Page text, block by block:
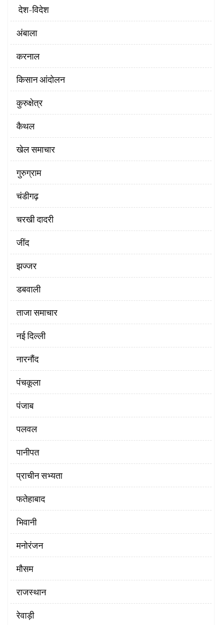
‌ देश-विदेश
अंबाला
करनाल
किसान आंदोलन
कुरुक्षेत्र
कैथल
खेल समाचार
गुरुग्राम
चंडीगढ़
चरखी दादरी
‌जींद
झज्जर
डबवाली
ताजा समाचार
नई दिल्ली
नारनौंद
पंचकूला
पंजाब
पलवल
पानीपत
प्राचीन सभ्यता
फतेहाबाद
भिवानी
मनोरंजन
मौसम
राजस्थान
रेवाड़ी